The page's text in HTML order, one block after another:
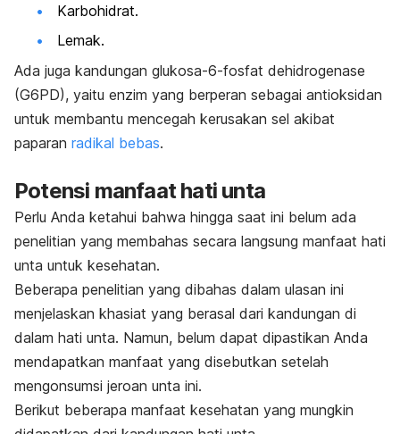
Karbohidrat.
Lemak.
Ada juga kandungan glukosa-6-fosfat dehidrogenase
(G6PD), yaitu enzim yang berperan sebagai antioksidan
untuk membantu mencegah kerusakan sel akibat
paparan radikal bebas.
Potensi manfaat hati unta
Perlu Anda ketahui bahwa hingga saat ini belum ada
penelitian yang membahas secara langsung manfaat hati
unta untuk kesehatan.
Beberapa penelitian yang dibahas dalam ulasan ini
menjelaskan khasiat yang berasal dari kandungan di
dalam hati unta. Namun, belum dapat dipastikan Anda
mendapatkan manfaat yang disebutkan setelah
mengonsumsi jeroan unta ini.
Berikut beberapa manfaat kesehatan yang mungkin